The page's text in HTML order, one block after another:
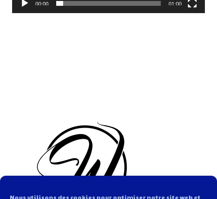
Nous utilisons des cookies pour optimiser notre site web et
00:00 01:00